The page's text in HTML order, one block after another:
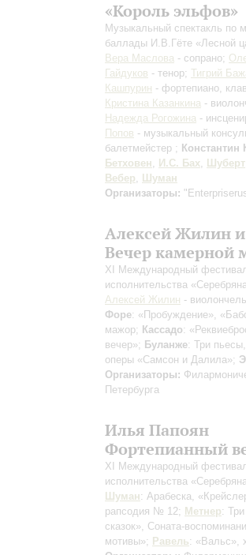
«Король эльфов»
Музыкальный спектакль по
баллады И.В.Гёте «Лесной
Вера Маслова - сопрано;
Гайдуков - тенор; Тигрий
Кашпурин - фортепиано,
Кристина Казанкина -
Надежда Рогожина -
Попов - музыкальный
балетмейстер ; Константин
Бетховен, И.С. Бах, Шуберт
Вебер, Шуман
Организаторы:
Алексей Жилин
Вечер камерной
XI Международный
исполнительства
Алексей Жилин -
Форе: «Пробуждение»,
мажор; Кассадо:
вечер»; Буланже: Три
оперы «Самсон и Далила»;
Организаторы:
Петербурга
Илья Папоян
Фортепианный
XI Международный
исполнительства
Шуман: Арабеска,
рапсодия № 12; Метнер:
сказок», Соната-
мотивы»; Равель: «Вальс»,